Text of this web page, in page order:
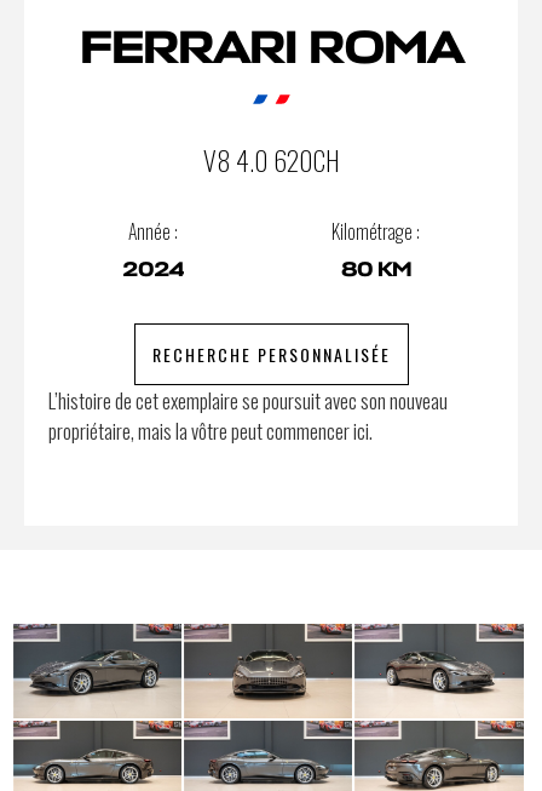
FERRARI ROMA
V8 4.0 620CH
Année :
2024
Kilométrage :
80 KM
RECHERCHE PERSONNALISÉE
L’histoire de cet exemplaire se poursuit avec son nouveau
propriétaire, mais la vôtre peut commencer ici.